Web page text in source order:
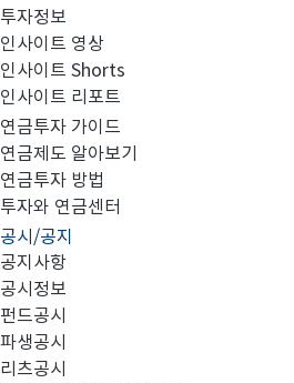
투자정보
인사이트 영상
인사이트 Shorts
인사이트 리포트
연금투자 가이드
연금제도 알아보기
연금투자 방법
투자와 연금센터
공시/공지
공지사항
공시정보
펀드공시
파생공시
리츠공시
임원 선임 보고
첨부와 같이 임원 선임을 공시합니